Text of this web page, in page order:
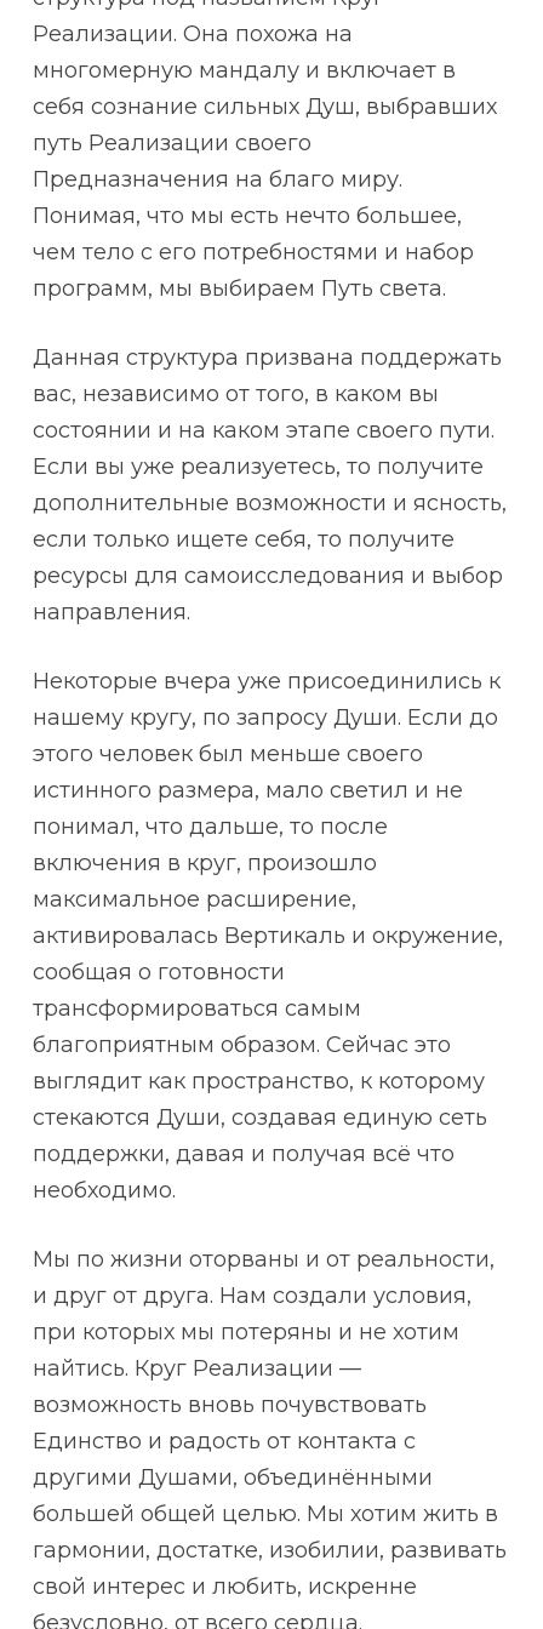
Реализации. Она похожа на
многомерную мандалу и включает в
себя сознание сильных Душ, выбравших
путь Реализации своего
Предназначения на благо миру.
Понимая, что мы есть нечто большее,
чем тело с его потребностями и набор
программ, мы выбираем Путь света.
Данная структура призвана поддержать
вас, независимо от того, в каком вы
состоянии и на каком этапе своего пути.
Если вы уже реализуетесь, то получите
дополнительные возможности и ясность,
если только ищете себя, то получите
ресурсы для самоисследования и выбор
направления.
Некоторые вчера уже присоединились к
нашему кругу, по запросу Души. Если до
этого человек был меньше своего
истинного размера, мало светил и не
понимал, что дальше, то после
включения в круг, произошло
максимальное расширение,
активировалась Вертикаль и окружение,
сообщая о готовности
трансформироваться самым
благоприятным образом. Сейчас это
выглядит как пространство, к которому
стекаются Души, создавая единую сеть
поддержки, давая и получая всё что
необходимо.
Мы по жизни оторваны и от реальности,
и друг от друга. Нам создали условия,
при которых мы потеряны и не хотим
найтись. Круг Реализации —
возможность вновь почувствовать
Единство и радость от контакта с
другими Душами, объединёнными
большей общей целью. Мы хотим жить в
гармонии, достатке, изобилии, развивать
свой интерес и любить, искренне
безусловно, от всего сердца.